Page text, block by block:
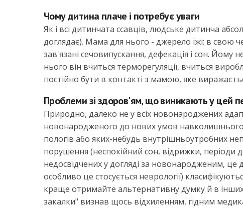
Чому дитина плаче і потребує уваги
Як і всі дитинчата ссавців, людське дитинча
доглядає). Мама для нього - джерело їжі; в свою
зав'язані сечовипускання, дефекація і сон. Йому
нього він вчиться терморегуляції, вчиться
постійно бути в контакті з мамою, яке
Проблеми зі здоров'ям, що виникають у цей
Природно, далеко не у всіх новонароджених
новонародженого до нових умов
пологів або яких-небудь внутрішньоутробних
порушення (неспокійний сон, відрижки, періоди
недосвідчених у догляді за новонародженим, це
особливо це стосується неврології)
краще отримайте альтернативну думку й в інших
закалки" визнав щось відхиленням, гідним